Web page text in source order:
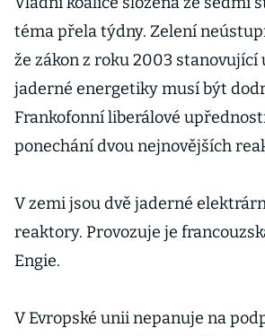
téma přela týdny. Zelení
že zákon z roku 2003 stanovující
jaderné energetiky musí být
Frankofonní liberálové
ponechání dvou nejnovějších
V zemi jsou dvě jaderné
reaktory. Provozuje je
Engie.
V Evropské unii nepanuje na